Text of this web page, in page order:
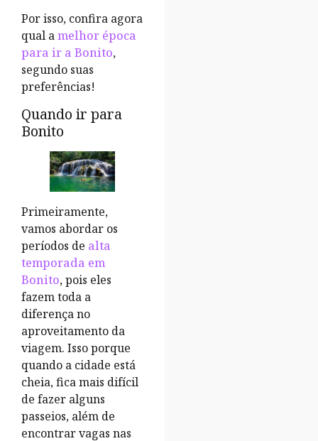
Por isso, confira agora
qual amelhor época
para ir a Bonito,
segundo suas
preferências!
Quando ir para
Bonito
Primeiramente,
vamos abordar os
períodos de alta
temporada em
Bonito, pois eles
fazem toda a
diferença no
aproveitamento da
viagem. Isso porque
quando a cidade está
cheia, fica mais difícil
de fazer alguns
passeios, além de
encontrar vagas nas